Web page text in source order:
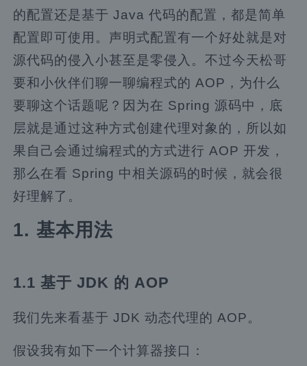
的配置还是基于 Java 代码的配置，都是简单
配置即可使用。声明式配置有一个好处就是对
源代码的侵入小甚至是零侵入。不过今天松哥
要和小伙伴们聊一聊编程式的 AOP，为什么
要聊这个话题呢？因为在 Spring 源码中，底
层就是通过这种方式创建代理对象的，所以如
果自己会通过编程式的方式进行 AOP 开发，
那么在看 Spring 中相关源码的时候，就会很
好理解了。
1. 基本用法
1.1 基于 JDK 的 AOP
我们先来看基于 JDK 动态代理的 AOP。
假设我有如下一个计算器接口：